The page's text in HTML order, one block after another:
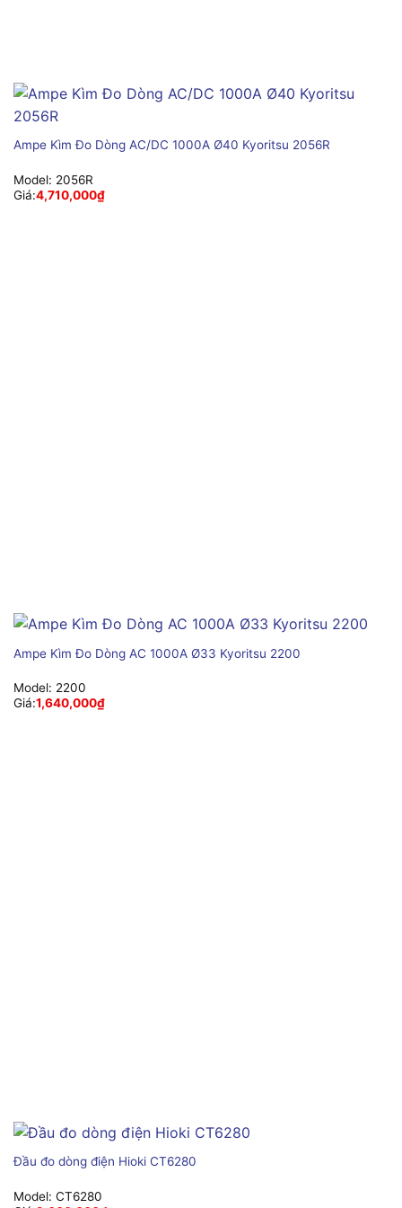
Ampe Kìm Đo Dòng AC/DC 1000A Ø40 Kyoritsu 2056R
Model: 2056R
Giá:4,710,000₫
Ampe Kìm Đo Dòng AC 1000A Ø33 Kyoritsu 2200
Model: 2200
Giá:1,640,000₫
Đầu đo dòng điện Hioki CT6280
Model: CT6280